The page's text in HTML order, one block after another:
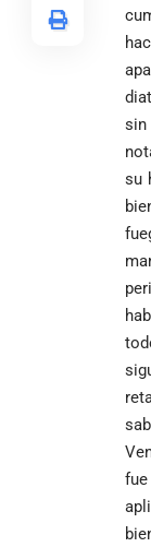
sin
su
fue
Antioquia
Tarso
legado del
Jesús
Gómez a 90
de su
El papa
Columnistas
La espada